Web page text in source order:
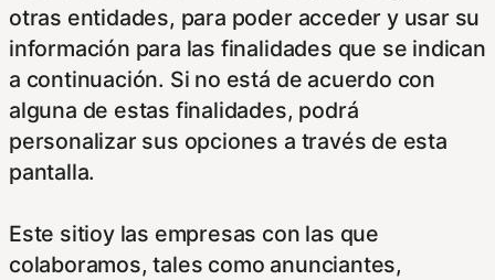
otras entidades, para poder acceder y usar su
información para las finalidades que se indican
a continuación. Si no está de acuerdo con
alguna de estas finalidades, podrá
personalizar sus opciones a través de esta
pantalla.
Este sitioy las empresas con las que
colaboramos, tales como anunciantes,